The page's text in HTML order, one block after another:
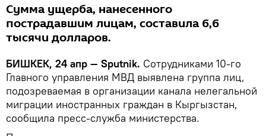
Сумма ущерба, нанесенного
пострадавшим лицам, составила 6,6
тысячи долларов.
БИШКЕК, 24 апр — Sputnik. Сотрудниками 10-го
Главного управления МВД выявлена группа лиц,
подозреваемая в организации канала нелегальной
миграции иностранных граждан в Кыргызстан,
сообщила пресс-служба министерства.